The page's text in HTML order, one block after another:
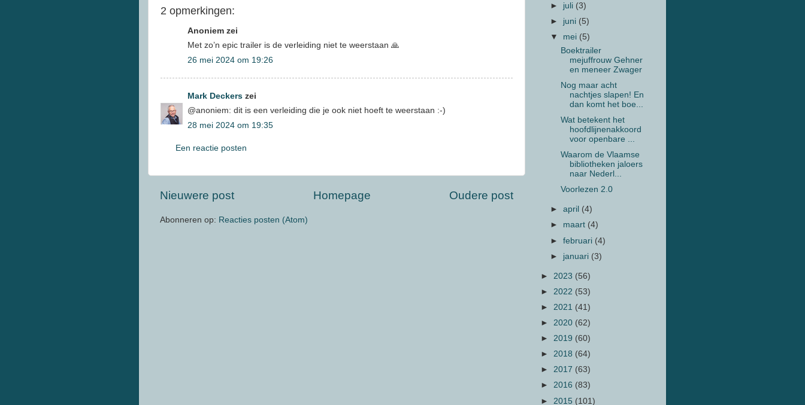
2 opmerkingen:
Anoniem zei
Met zo’n epic trailer is de verleiding niet te weerstaan 🙏
26 mei 2024 om 19:26
Mark Deckers zei
@anoniem: dit is een verleiding die je ook niet hoeft te weerstaan :-)
28 mei 2024 om 19:35
Een reactie posten
Nieuwere post Oudere post
Homepage
Abonneren op: Reacties posten (Atom)
► juli (3)
► juni (5)
▼ mei (5)
Boektrailer
mejuffrouw Gehner
en meneer Zwager
Nog maar acht
nachtjes slapen! En
dan komt het boe...
Wat betekent het
hoofdlijnenakkoord
voor openbare ...
Waarom de Vlaamse
bibliotheken jaloers
naar Nederl...
Voorlezen 2.0
►april (4)
► maart (4)
►februari (4)
► januari (3)
► 2023 (56)
► 2022 (53)
► 2021 (41)
► 2020 (62)
► 2019 (60)
► 2018 (64)
► 2017 (63)
► 2016 (83)
► 2015 (101)